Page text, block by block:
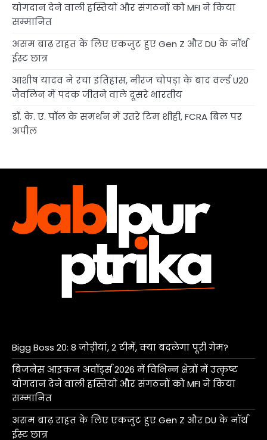
योगदान देने वाली हस्तियों और संगठनों को MFI ने किया
सम्मानित
असम बाढ़ राहत के लिए एकजुट हुए Gen Z और DU के नॉर्थ
ईस्ट छात्र
आशीष यादव ने रचा इतिहास, नीरज चोपड़ा के बाद वर्ल्ड U20
जैवलिन में पदक जीतने वाले दूसरे भारतीय
डॉ. के. ए. पॉल के समर्थन में उतरे टिम शीही, FCRA बिल पर
अपील
Bigg Boss 20: 8 जोड़ीयां, 2 टीमें, क्या बदलेगा पूरी गेम?
बिजनेस आइकन अवॉर्ड्स 2026 में विभिन्न क्षेत्रों में उत्कृष्ट
योगदान देने वाली हस्तियों और संगठनों को MFI ने किया
सम्मानित
असम बाढ़ राहत के लिए एकजुट हुए Gen Z और DU के नॉर्थ
ईस्ट छात्र